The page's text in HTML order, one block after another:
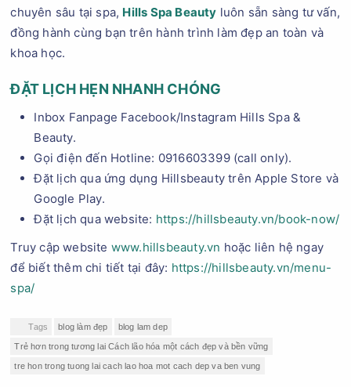
chuyên sâu tại spa, Hills Spa Beauty luôn sẵn sàng tư vấn,
đồng hành cùng bạn trên hành trình làm đẹp an toàn và
khoa học.
ĐẶT LỊCH HẸN NHANH CHÓNG
Inbox Fanpage Facebook/Instagram Hills Spa &
Beauty.
Gọi điện đến Hotline: 0916603399 (call only).
Đặt lịch qua ứng dụng Hillsbeauty trên Apple Store và
Google Play.
Đặt lịch qua website: https://hillsbeauty.vn/book-now/
Truy cập website www.hillsbeauty.vn hoặc liên hệ ngay
để biết thêm chi tiết tại đây: https://hillsbeauty.vn/menu-
spa/
Tags blog làm đẹp blog lam dep
Trẻ hơn trong tương lai Cách lão hóa một cách đẹp và bền vững
tre hon trong tuong lai cach lao hoa mot cach dep va ben vung